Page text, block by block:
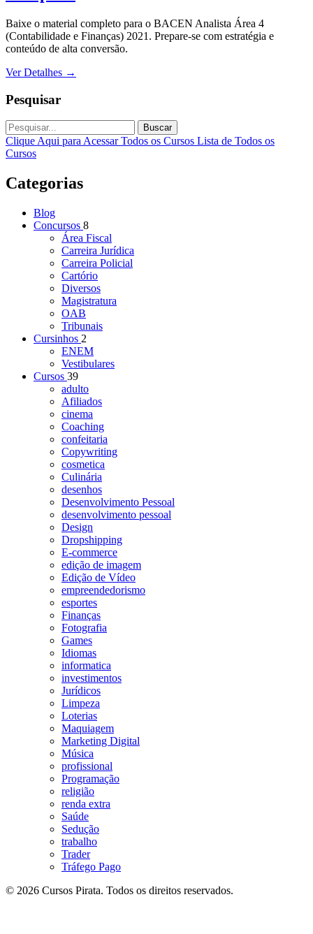
Baixe o material completo para o BACEN Analista Área 4
(Contabilidade e Finanças) 2021. Prepare-se com estratégia e
conteúdo de alta conversão.
Ver Detalhes →
Pesquisar
Buscar
Clique Aqui para Acessar Todos os Cursos Lista de Todos os
Cursos
Categorias
Blog
Concursos 8
Área Fiscal
Carreira Jurídica
Carreira Policial
Cartório
Diversos
Magistratura
OAB
Tribunais
Cursinhos 2
ENEM
Vestibulares
Cursos 39
adulto
Afiliados
cinema
Coaching
confeitaria
Copywriting
cosmetica
Culinária
desenhos
Desenvolvimento Pessoal
desenvolvimento pessoal
Design
Dropshipping
E-commerce
edição de imagem
Edição de Vídeo
empreendedorismo
esportes
Finanças
Fotografia
Games
Idiomas
informatica
investimentos
Jurídicos
Limpeza
Loterias
Maquiagem
Marketing Digital
Música
profissional
Programação
religião
renda extra
Saúde
Sedução
trabalho
Trader
Tráfego Pago
© 2026 Cursos Pirata. Todos os direitos reservados.